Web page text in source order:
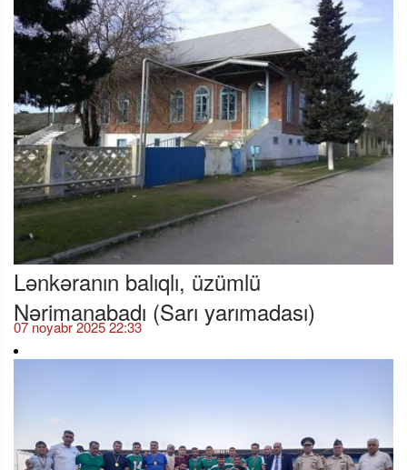
Lənkəranın balıqlı, üzümlü
Nərimanabadı (Sarı yarımadası)
07 noyabr 2025 22:33